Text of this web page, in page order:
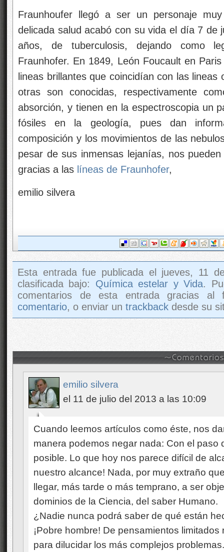
Fraunhoufer llegó a ser un personaje
delicada salud acabó con su vida el día 7 de
años, de tuberculosis, dejando como
Fraunhofer. En 1849, León Foucault en
lineas brillantes que coincidían con las
otras son conocidas, respectivamente
absorción, y tienen en la espectroscopia un
fósiles en la geología, pues dan
composición y los movimientos de las
pesar de sus inmensas lejanías, nos
gracias a las líneas de Fraunhofer,
emilio silvera
Esta entrada fue publicada el jueves, 11
clasificada bajo: Química estelar y Vida.
comentarios de esta entrada gracias
comentario, o enviar un trackback desde su
emilio silvera
el 11 de julio del 2013 a las 10:09
Cuando leemos artículos como éste, nos
manera podemos negar nada: Con el paso
posible. Lo que hoy nos parece difícil de
nuestro alcance! Nada, por muy extraño
llegar, más tarde o más temprano, a ser
dominios de la Ciencia, del saber Humano.
¿Nadie nunca podrá saber de qué están
¡Pobre hombre! De pensamientos
para dilucidar los más complejos problemas.